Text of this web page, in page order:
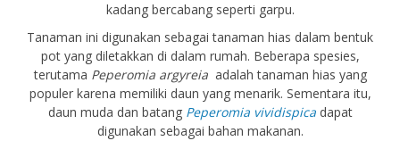
kadang bercabang seperti garpu.
Tanaman ini digunakan sebagai tanaman hias dalam bentuk
pot yang diletakkan di dalam rumah. Beberapa spesies,
terutama Peperomia argyreia adalah tanaman hias yang
populer karena memiliki daun yang menarik. Sementara itu,
daun muda dan batang Peperomia vividispicadapat
digunakan sebagai bahan makanan.